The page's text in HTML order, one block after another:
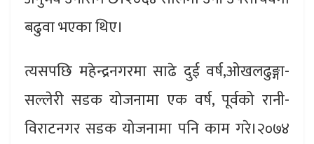
बढुवा भएका थिए।
त्यसपछि महेन्द्रनगरमा साढे दुई वर्ष,ओखलढुङ्गा-
सल्लेरी सडक योजनामा एक वर्ष, पूर्वको रानी-
विराटनगर सडक योजनामा पनि काम गरे।२०७४